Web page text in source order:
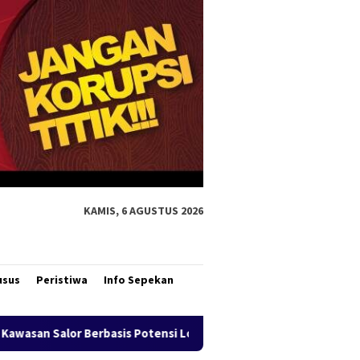
KAMIS, 6 AGUSTUS 2026
Peristiwa Info Sepekan
Potensi Lokal Bank Mandiri Region XII Hadirkan